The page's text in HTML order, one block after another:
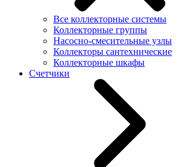
Все коллекторные системы
Коллекторные группы
Насосно-смесительные узлы
Коллекторы сантехнические
Коллекторные шкафы
Счетчики